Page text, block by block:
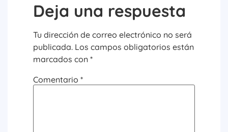
Deja una respuesta
Tu dirección de correo electrónico no será
publicada. Los campos obligatorios están
marcados con *
Comentario *